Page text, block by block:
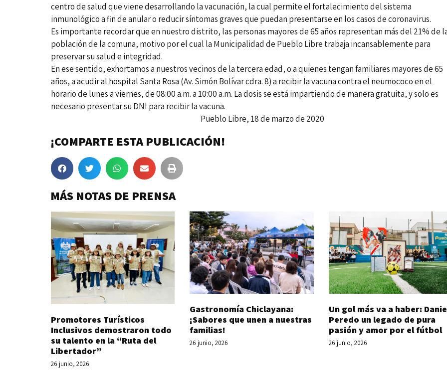
centro de salud que viene desarrollando la vacunación, la cual permite el fortalecimiento del sistema
inmunológico a fin de anular o reducir síntomas graves que puedan presentarse en los casos de coronavirus.
Es importante recordar que en nuestro distrito, las personas mayores de 65 años representan más del 21% de
población de la comuna, motivo por el cual la Municipalidad de Pueblo Libre trabaja incansablemente para
preservar su salud e integridad.
En ese sentido, exhortamos a nuestros vecinos de la tercera edad, o a quienes tengan familiares mayores de 65
años, a acudir al hospital Santa Rosa (Av. Simón Bolívar cdra. 8) a recibir la vacuna contra el neumococo en el
horario de lunes a viernes, de 08:00 a.m. a 10:00 a.m. La dosis se está impartiendo de manera gratuita, y solo es
necesario presentar su DNI para recibir la vacuna.
Pueblo Libre, 18 de marzo de 2020
¡COMPARTE ESTA PUBLICACIÓN!
MÁS NOTAS DE PRENSA
Promotores Turísticos
Inclusivos demostraron todo
su talento en la “Ruta del
Libertador”
26 junio, 2026
Gastronomía Chiclayana:
¡Sabores que unen a nuestras
familias!
26 junio, 2026
Un gol más va a haber:
Peredo un legado de pura
pasión y amor por el fútbol
26 junio, 2026